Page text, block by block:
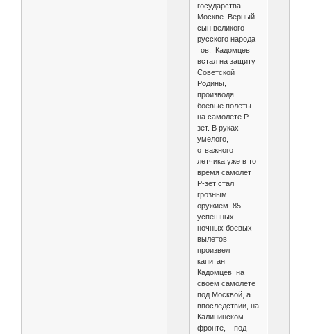
государства –
Москве. Верный
сын великого
русского народа
тов. Кадомцев
встал на защиту
Советской
Родины,
производя
боевые полеты
на самолете Р-
зет. В руках
умелого,
отважного
летчика уже в то
время самолет
Р-зет стал
грозным
оружием. 85
успешных
ночных боевых
вылетов
произвел
капитан
Кадомцев на
своем самолете
под Москвой, а
впоследствии, на
Калининском
фронте, – под